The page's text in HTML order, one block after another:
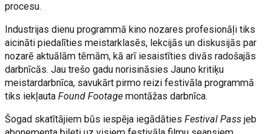
procesu.
Industrijas dienu programmā kino nozares profesionāļi tiks
aicināti piedalīties meistarklasēs, lekcijās un diskusijās par
nozarē aktuālām tēmām, kā arī iesaistīties divās radošajās
darbnīcās. Jau trešo gadu norisināsies Jauno kritiķu
meistardarbnīca, savukārt pirmo reizi festivāla programmā
tiks iekļautaFound Footage montāžas darbnīca.
Šogad skatītājiem būs iespēja iegādātiesFestival Pass jeb